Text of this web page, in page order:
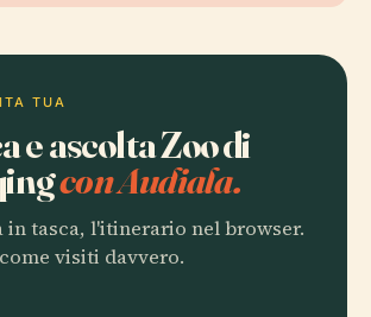
TUA
e ascolta Zoo di
con Audiala.
in tasca, l'itinerario nel browser.
visiti davvero.